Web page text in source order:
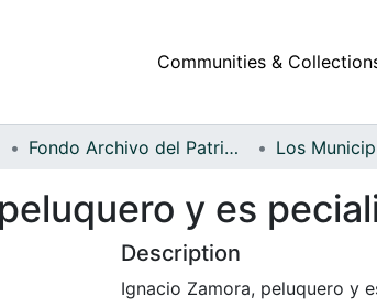
Communities &
Fondo Archivo del Patrimonio Fotográfico y Fílmico del Valle del Cauca Los
y es
Description
Ignacio Zamora, peluquero y